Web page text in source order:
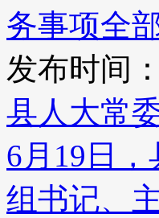
务事项全
发布时间
县人大常
6月19日
组书记、